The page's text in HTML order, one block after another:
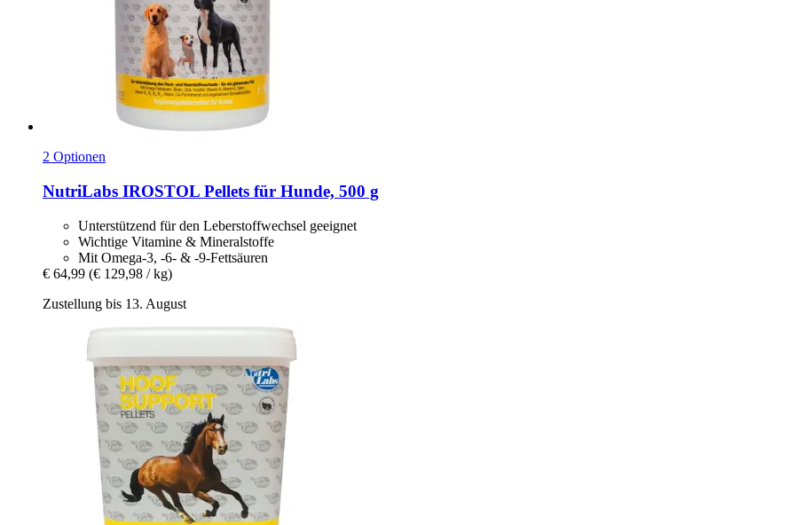
2 Optionen
NutriLabs IROSTOL Pellets für Hunde, 500 g
Unterstützend für den Leberstoffwechsel geeignet
Wichtige Vitamine & Mineralstoffe
Mit Omega-3, -6- & -9-Fettsäuren
€ 64,99 (€ 129,98 / kg)
Zustellung bis 13. August